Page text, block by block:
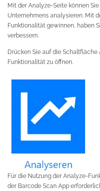
Mit der Analyze-Seite können
Unternehmens analysieren. Mit
Funktionalität gewinnen, haben
verbessern.
Drücken Sie auf die
Funktionalität zu öffnen.
Für die Nutzung der Analyze-
der Barcode Scan App